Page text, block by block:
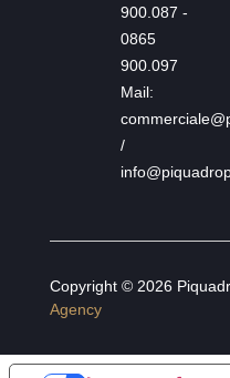
900.087 -
0865
900.097
Mail:
/
Copyright © 2026
Agency